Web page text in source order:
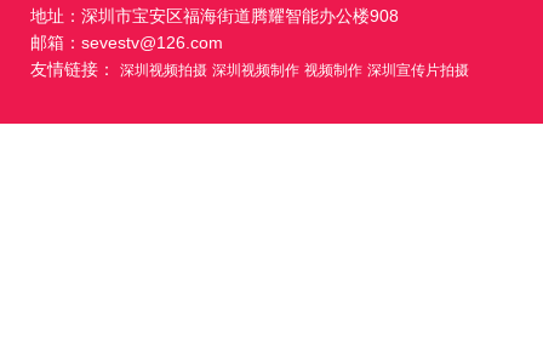
地址：深圳市宝安区福海街道腾耀智能办公楼908
邮箱：sevestv@126.com
友情链接： 深圳视频拍摄 深圳视频制作 视频制作 深圳宣传片拍摄